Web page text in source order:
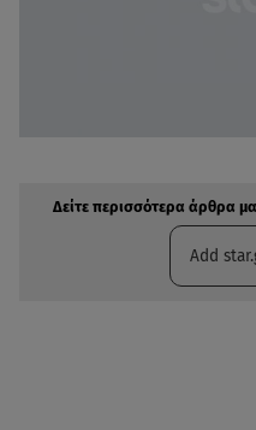
Δείτε περισσότερα άρθρα
Add